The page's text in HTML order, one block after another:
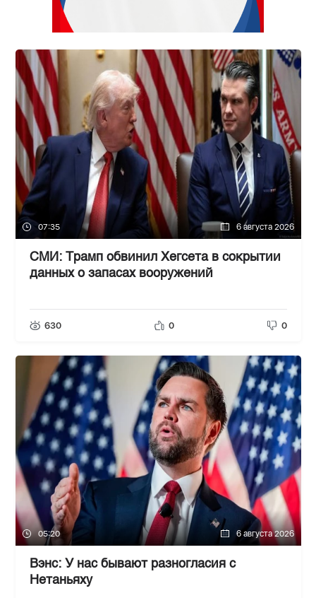
07:35 6 августа 2026
СМИ: Трамп обвинил Хегсета в сокрытии
данных о запасах вооружений
630 0 0
05:20 6 августа 2026
Вэнс: У нас бывают разногласия с
Нетаньяху